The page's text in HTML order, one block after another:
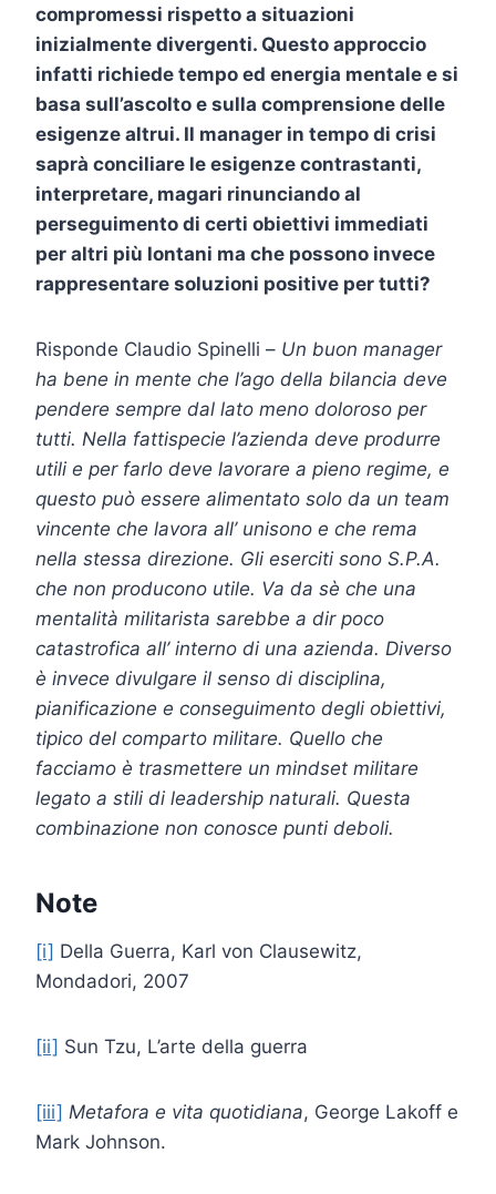
compromessi rispetto a situazioni
inizialmente divergenti. Questo approccio
infatti richiede tempo ed energia mentale e si
basa sull’ascolto e sulla comprensione delle
esigenze altrui. Il manager in tempo di crisi
saprà conciliare le esigenze contrastanti,
interpretare, magari rinunciando al
perseguimento di certi obiettivi immediati
per altri più lontani ma che possono invece
rappresentare soluzioni positive per tutti?
Risponde Claudio Spinelli – Un buon manager
ha bene in mente che l’ago della bilancia deve
pendere sempre dal lato meno doloroso per
tutti. Nella fattispecie l’azienda deve produrre
utili e per farlo deve lavorare a pieno regime, e
questo può essere alimentato solo da un team
vincente che lavora all’ unisono e che rema
nella stessa direzione. Gli eserciti sono S.P.A.
che non producono utile. Va da sè che una
mentalità militarista sarebbe a dir poco
catastrofica all’ interno di una azienda. Diverso
è invece divulgare il senso di disciplina,
pianificazione e conseguimento degli obiettivi,
tipico del comparto militare. Quello che
facciamo è trasmettere un mindset militare
legato a stili di leadership naturali. Questa
combinazione non conosce punti deboli.
Note
[i] Della Guerra, Karl von Clausewitz,
Mondadori, 2007
[ii] Sun Tzu, L’arte della guerra
[iii] Metafora e vita quotidiana, George Lakoff e
Mark Johnson.